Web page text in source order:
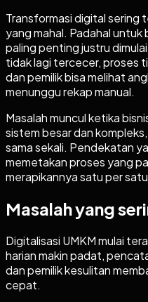
Transformasi digital
yang mahal. Padahal untuk
paling penting justru
tidak lagi tercecer, proses
dan pemilik bisa melihat
menunggu rekap manual.
Masalah muncul ketika
sistem besar dan
sama sekali. Pendekatan
memetakan proses yang
merapikannya satu per
Masalah yang
Digitalisasi UMKM mulai
harian makin padat,
dan pemilik kesulitan
cepat.